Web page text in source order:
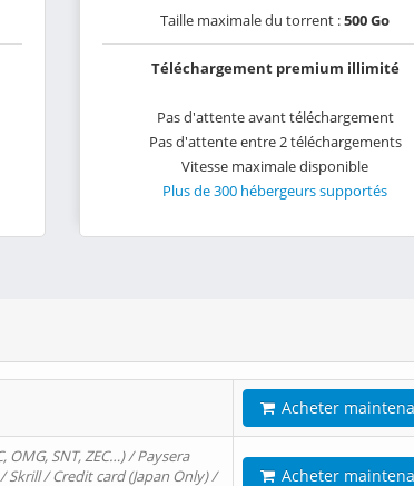
Taille maximale du torrent :500 Go
Téléchargement premium illimité
Pas d'attente avant téléchargement
Pas d'attente entre 2 téléchargements
Vitesse maximale disponible
Plus de 300 hébergeurs supportés
Acheter
OMG, SNT, ZEC…) / Paysera
Skrill / Credit card (Japan Only) /
Acheter